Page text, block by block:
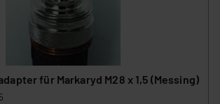
für Markaryd M28 x 1,5 (Messing)